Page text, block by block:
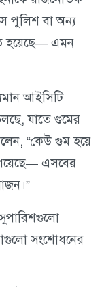
পুলিশ বা অন্য
হয়েছে— এমন
আইসিটি
যাতে গুমের
“কেউ গুম হয়ে
এসবের
সংশোধনের